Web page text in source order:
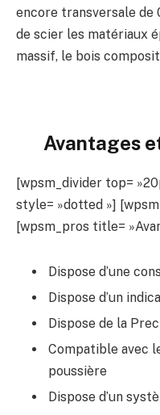
encore transversale de
de scier les matériaux
massif, le bois
Avantages
[wpsm_divider top=
style= »dotted »]
[wpsm_pros title=
Dispose d’une
Dispose d’un
Dispose de la
Compatible avec
poussière
Dispose d’un